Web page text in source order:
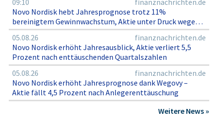
Novo Nordisk hebt Jahresprognose trotz 11%
bereinigtem Gewinnwachstum, Aktie unter Druck wegen
schwächerer Wegovy‑Verkäufe
05.08.26
finanznachrichten.de
Novo Nordisk erhöht Jahresausblick, Aktie verliert 5,5
Prozent nach enttäuschenden Quartalszahlen
05.08.26
finanznachrichten.de
Novo Nordisk erhöht Jahresprognose dank Wegovy –
Aktie fällt 4,5 Prozent nach Anlegerenttäuschung
Weitere News »